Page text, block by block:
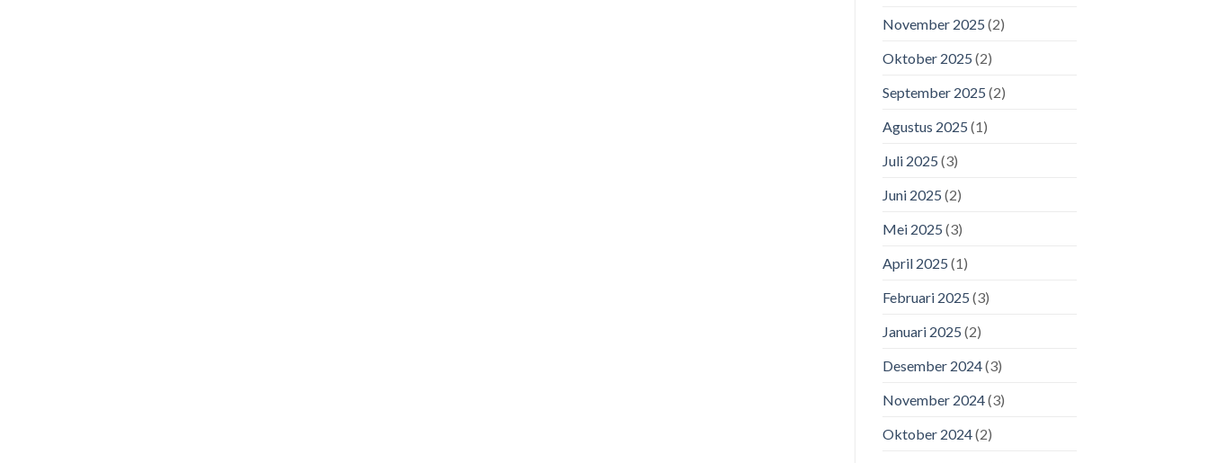
November 2025 (2)
Oktober 2025 (2)
September 2025 (2)
Agustus 2025 (1)
Juli 2025 (3)
Juni 2025 (2)
Mei 2025 (3)
April 2025 (1)
Februari 2025 (3)
Januari 2025 (2)
Desember 2024(3)
November 2024(3)
Oktober 2024(2)